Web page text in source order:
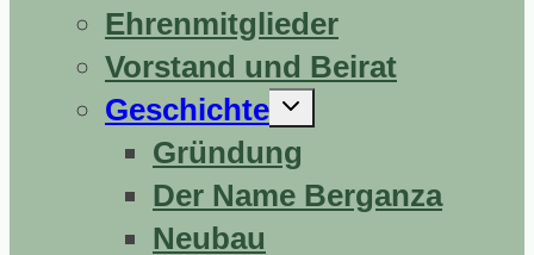
Ehrenmitglieder
Vorstand und Beirat
Geschichte
Untermenü
erweitern
Gründung
Der Name Berganza
Neubau